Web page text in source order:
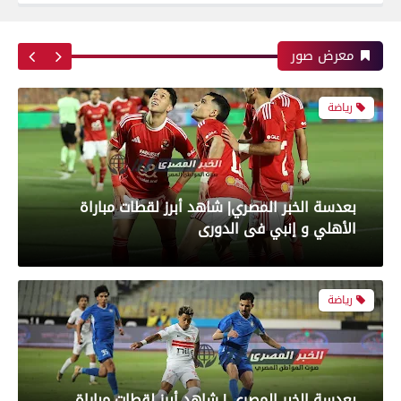
معرض صور
بعدسة الخبر المصري| شاهد أبرز لقطات مباراة زد و
بيراميدز فى نهائى كأس مصر
رياضة
بعدسة الخبر المصري| شاهد أبرز لقطات مباراة
الأهلي و إنبي فى الدورى
رياضة